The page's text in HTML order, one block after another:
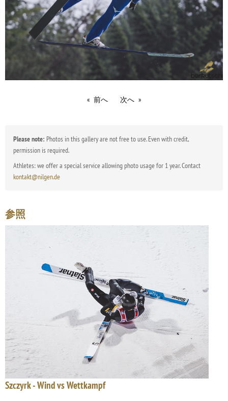
前へ 次へ
Please note: Photos in this gallery are not free to use. Even with credit,
permission is required.
Athletes: we offer a special service allowing photo usage for 1 year. Contact
kontakt@nilgen.de
参照
Szczyrk - Wind vs Wettkampf